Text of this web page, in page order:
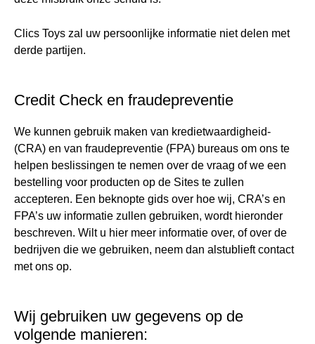
Clics Toys zal uw persoonlijke informatie niet delen met
derde partijen.
Credit Check en fraudepreventie
We kunnen gebruik maken van kredietwaardigheid-
(CRA) en van fraudepreventie (FPA) bureaus om ons te
helpen beslissingen te nemen over de vraag of we een
bestelling voor producten op de Sites te zullen
accepteren. Een beknopte gids over hoe wij, CRA’s en
FPA’s uw informatie zullen gebruiken, wordt hieronder
beschreven. Wilt u hier meer informatie over, of over de
bedrijven die we gebruiken, neem dan alstublieft contact
met ons op.
Wij gebruiken uw gegevens op de
volgende manieren: